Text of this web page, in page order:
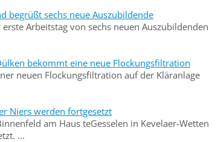
begrüßt sechs neue Auszubildende
Arbeitstag von sechs neuen Auszubildenden
bekommt eine neue Flockungsfiltration
neuen Flockungsfiltration auf der Kläranlage
Niers werden fortgesetzt
am Haus teGesselen in Kevelaer-Wetten
...